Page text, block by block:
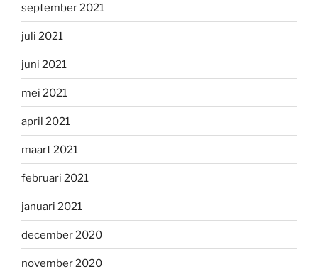
september 2021
juli 2021
juni 2021
mei 2021
april 2021
maart 2021
februari 2021
januari 2021
december 2020
november 2020